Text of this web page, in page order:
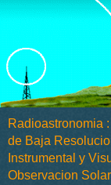
Radioastronomia
de Baja
Instrumental y
Observacion